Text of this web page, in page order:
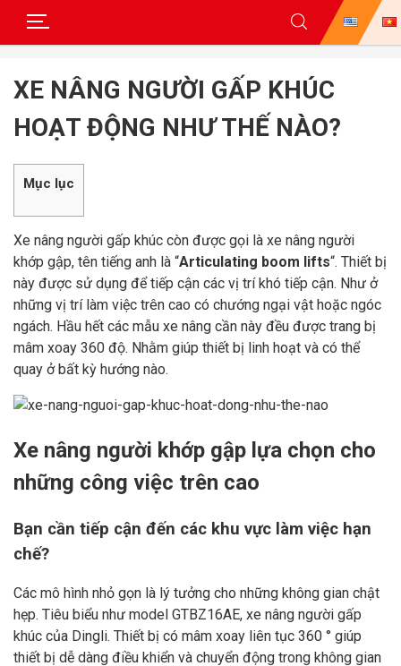
content
XE NÂNG NGƯỜI GẤP KHÚC
HOẠT ĐỘNG NHƯ THẾ NÀO?
Mục lục
Xe nâng người gấp khúc còn được gọi là xe nâng người
khớp gập, tên tiếng anh là “Articulating boom lifts“. Thiết bị
này được sử dụng để tiếp cận các vị trí khó tiếp cận. Như ở
những vị trí làm việc trên cao có chướng ngại vật hoặc ngóc
ngách. Hầu hết các mẫu xe nâng cần này đều được trang bị
mâm xoay 360 độ. Nhằm giúp thiết bị linh hoạt và có thể
quay ở bất kỳ hướng nào.
Xe nâng người khớp gập lựa chọn cho
những công việc trên cao
Bạn cần tiếp cận đến các khu vực làm việc hạn
chế?
Các mô hình nhỏ gọn là lý tưởng cho những không gian chật
hẹp. Tiêu biểu như model GTBZ16AE, xe nâng người gấp
khúc của Dingli. Thiết bị có mâm xoay liên tục 360 ° giúp
thiết bị dễ dàng điều khiển và chuyển động trong không gian